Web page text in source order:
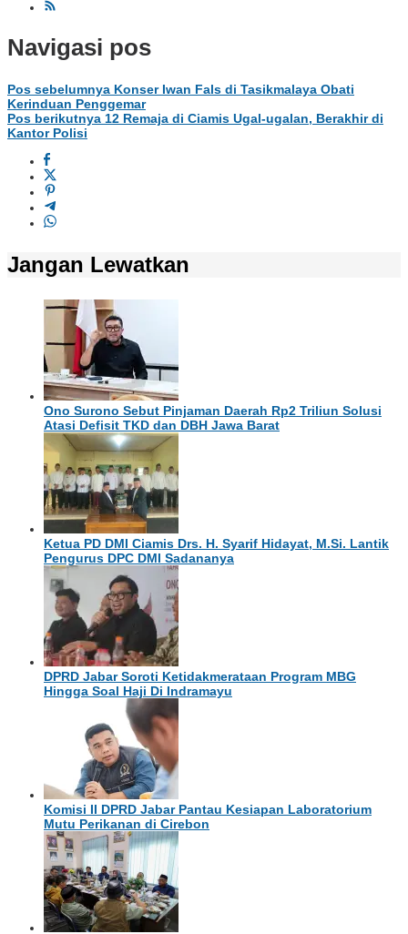
Navigasi pos
Pos sebelumnya Konser Iwan Fals di Tasikmalaya Obati
Kerinduan Penggemar
Pos berikutnya 12 Remaja di Ciamis Ugal-ugalan, Berakhir di
Kantor Polisi
Jangan Lewatkan
Ono Surono Sebut Pinjaman Daerah Rp2 Triliun Solusi
Atasi Defisit TKD dan DBH Jawa Barat
Ketua PD DMI Ciamis Drs. H. Syarif Hidayat, M.Si. Lantik
Pengurus DPC DMI Sadananya
DPRD Jabar Soroti Ketidakmerataan Program MBG
Hingga Soal Haji Di Indramayu
Komisi II DPRD Jabar Pantau Kesiapan Laboratorium
Mutu Perikanan di Cirebon